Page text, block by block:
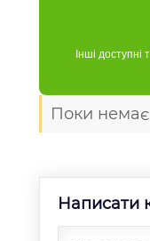
Інші доступні
Поки
Написати